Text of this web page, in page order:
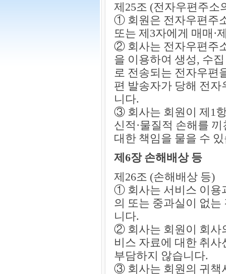
제25조 (전자우편주소
① 회원은 전자우편주
또는 제3자에게 매매·
② 회사는 전자우편주
을 이용하여 생성, 수
로 전송되는 전자우편
편 발송자가 당해 전
니다.
③ 회사는 회원이 제1
신적·물질적 손해를
대한 책임을 물을 수
제6장 손해배상 등
제26조 (손해배상 등)
① 회사는 서비스 이용
의 또는 중과실이 없
니다.
② 회사는 회원이 회사
비스 자료에 대한 취
부담하지 않습니다.
③ 회사는 회원의 귀책